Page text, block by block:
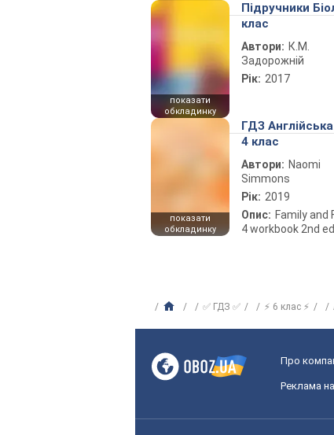
показати
обкладинку
Підручники
клас
Автори: К.М.
Задорожній
Рік: 2017
показати
обкладинку
ГДЗ
4 клас
Автори: Naomi
Simmons
Рік: 2019
Опис: Family and
4 workbook 2nd
✅ ГДЗ ✅ ⚡ 6 клас ⚡
Про
Реклама